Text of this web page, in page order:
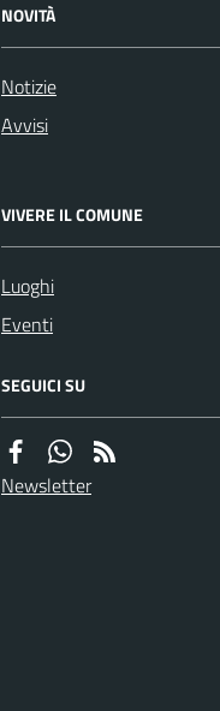
NOVITÀ
Notizie
Avvisi
VIVERE IL COMUNE
Luoghi
Eventi
SEGUICI SU
Newsletter